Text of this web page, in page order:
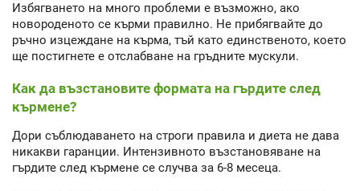
Избягването на много проблеми е възможно, ако
новороденото се кърми правилно. Не прибягвайте до
ръчно изцеждане на кърма, тъй като единственото, което
ще постигнете е отслабване на гръдните мускули.
Как да възстановите формата на гърдите след
кърмене?
Дори съблюдаването на строги правила и диета не дава
никакви гаранции. Интензивното възстановяване на
гърдите след кърмене се случва за 6-8 месеца.